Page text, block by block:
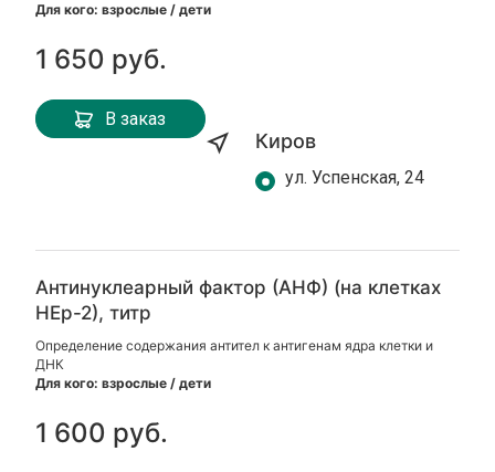
Для кого:взрослые / дети
1 650 руб.
В заказ
Киров
ул. Успенская, 24
Антинуклеарный фактор (АНФ) (на клетках
НЕр-2), титр
Определение содержания антител к антигенам ядра клетки и
ДНК
Для кого: взрослые / дети
1 600 руб.